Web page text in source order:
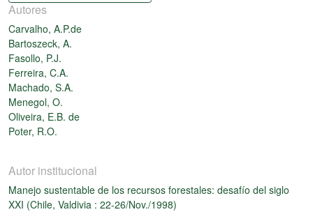
Autores
Carvalho, A.P.de
Bartoszeck, A.
Fasollo, P.J.
Ferreira, C.A.
Machado, S.A.
Menegol, O.
Oliveira, E.B. de
Poter, R.O.
Autor institucional
Manejo sustentable de los recursos forestales: desafío del siglo
XXI (Chile, Valdivia : 22-26/Nov./1998)